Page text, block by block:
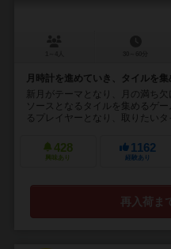
月時計を進めていき、タイルを
新月がテーマとなり、月の満ち
ソースとなるタイルを集めるゲ
るプレイヤーとなり、取りたいタ
428
興味あり
1162
経験あり
再入荷ま